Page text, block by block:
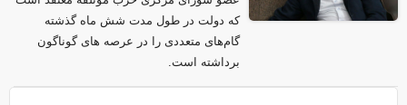
که دولت در طول مدت شش ماه گذشته
گام‌های متعددی را در عرصه های گوناگون
برداشته است.